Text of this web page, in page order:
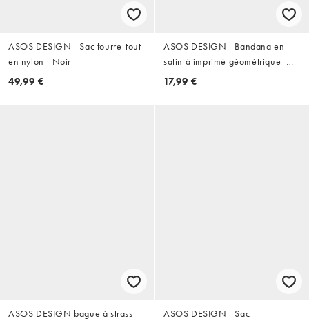
ASOS DESIGN - Sac fourre-tout
en nylon - Noir
49,99 €
ASOS DESIGN - Bandana en
satin à imprimé géométrique -
Marron
17,99 €
ASOS DESIGN bague à strass
ASOS DESIGN - Sac